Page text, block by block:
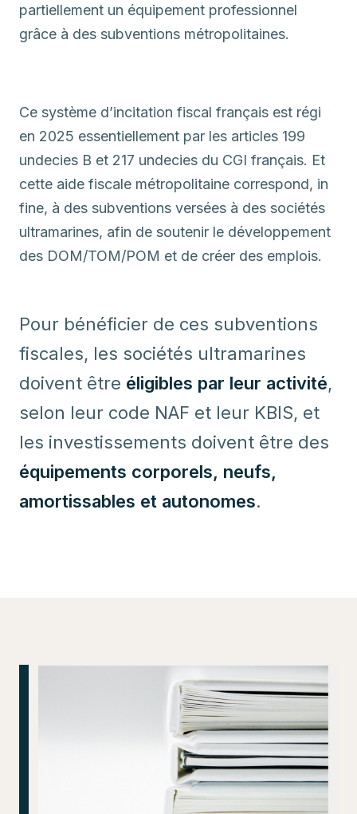
partiellement un équipement professionnel
grâce à des subventions métropolitaines.
Ce système d’incitation fiscal français est régi
en 2025 essentiellement par les articles 199
undecies B et 217 undecies du CGI français. Et
cette aide fiscale métropolitaine correspond, in
fine, à des subventions versées à des sociétés
ultramarines, afin de soutenir le développement
des DOM/TOM/POM et de créer des emplois.
Pour bénéficier de ces subventions
fiscales, les sociétés ultramarines
doivent être éligibles par leur activité,
selon leur code NAF et leur KBIS, et
les investissements doivent être des
équipements corporels, neufs,
amortissables et autonomes.